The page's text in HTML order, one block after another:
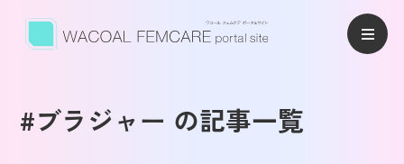
#ブラジャー の記事一覧